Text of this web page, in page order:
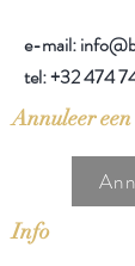
e-mail:
tel:+32 474
Annuleer
Info